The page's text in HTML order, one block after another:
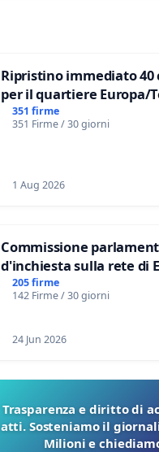
Ripristino immediato 40
per il quartiere Europa/
di Aprilia
351 firme
351 Firme / 30 giorni
1 Aug 2026
Commissione
d'inchiesta sulla rete di
del Mossad: verità sugli
Files
205 firme
142 Firme / 30 giorni
24 Jun 2026
Trasparenza e diritto di
atti. Sosteniamo il
Milioni e